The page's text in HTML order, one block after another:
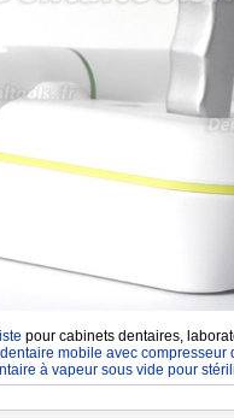
pour cabinets dentaires,
mobile avec compresseur
à vapeur sous vide pour